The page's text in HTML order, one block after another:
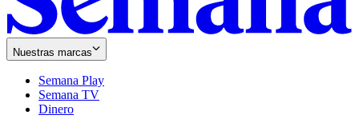
Nuestras marcas
Semana Play
Semana TV
Dinero